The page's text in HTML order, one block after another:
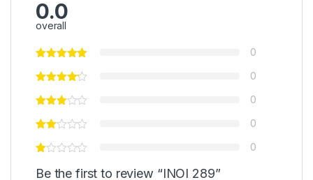
0.0
overall
0
0
0
0
0
Be the first to review “INOI 289”